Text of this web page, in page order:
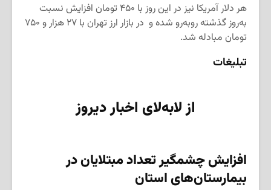
هر دلار آمریکا نیز در این روز با ۴۵۰ تومان افزایش نسبت
به‌روز گذشته روبه‌رو شده و در بازار ارز تهران با ۲۷ هزار و ۷۵۰
تومان مبادله شد.
تبلیغات
از لابه‌لای اخبار دیروز
افزایش چشمگیر تعداد مبتلایان در
بیمارستان‌های استان